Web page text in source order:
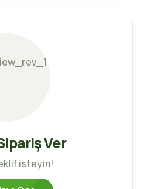
Ver
isteyin!